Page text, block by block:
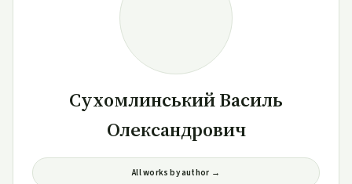
Сухомлинський Василь
Олександрович
All works by author →